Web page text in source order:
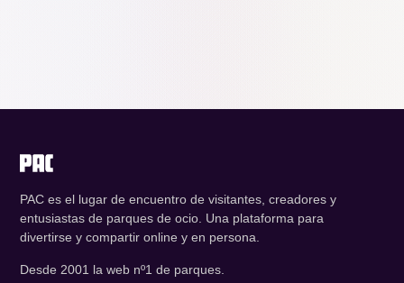
PAC es el lugar de encuentro de visitantes, creadores y
entusiastas de parques de ocio. Una plataforma para
divertirse y compartir online y en persona.
Desde 2001 la web nº1 de parques.